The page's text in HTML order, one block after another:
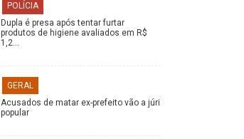
POLÍCIA
Dupla é presa após tentar furtar
produtos de higiene avaliados em R$
1,2…
GERAL
Acusados de matar ex-prefeito vão a júri
popular